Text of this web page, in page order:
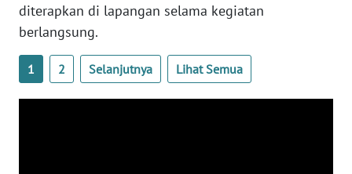
diterapkan di lapangan selama kegiatan
berlangsung.
1 2 Selanjutnya Lihat Semua
NTB
WN
SULTENG